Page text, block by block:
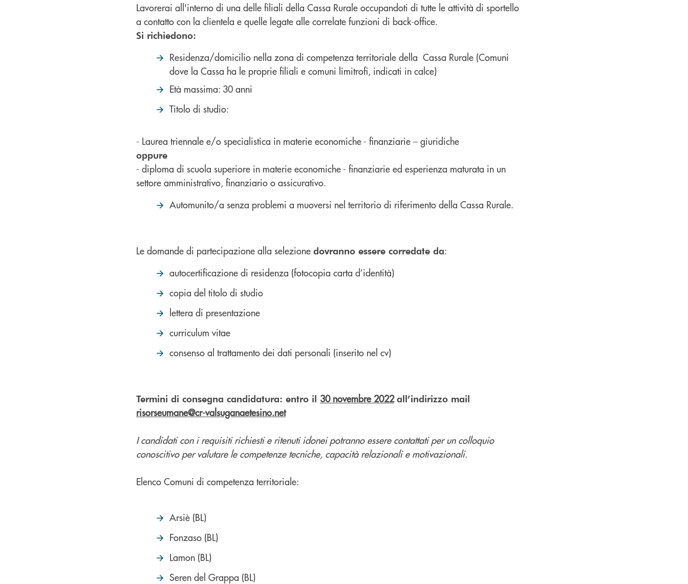
Lavorerai all'interno di una delle filiali della Cassa Rurale occupandoti di tutte le attività di sportello
a contatto con la clientela e quelle legate alle correlate funzioni di back-office.
Si richiedono:
Residenza/domicilio nella zona di competenza territoriale della Cassa Rurale (Comuni
dove la Cassa ha le proprie filiali e comuni limitrofi, indicati in calce)
Età massima: 30 anni
Titolo di studio:
- Laurea triennale e/o specialistica in materie economiche - finanziarie – giuridiche
oppure
- diploma di scuola superiore in materie economiche - finanziarie ed esperienza maturata in un
settore amministrativo, finanziario o assicurativo.
Automunito/a senza problemi a muoversi nel territorio di riferimento della Cassa Rurale.
Le domande di partecipazione alla selezione dovranno essere corredate da:
autocertificazione di residenza (fotocopia carta d’identità)
copia del titolo di studio
lettera di presentazione
curriculum vitae
consenso al trattamento dei dati personali (inserito nel cv)
Termini di consegna candidatura: entro il 30 novembre 2022 all’indirizzo mail
risorseumane@cr-valsuganaetesino.net
I candidati con i requisiti richiesti e ritenuti idonei potranno essere contattati per un colloquio
conoscitivo per valutare le competenze tecniche, capacità relazionali e motivazionali.
Elenco Comuni di competenza territoriale:
Arsiè (BL)
Fonzaso (BL)
Lamon (BL)
Seren del Grappa (BL)